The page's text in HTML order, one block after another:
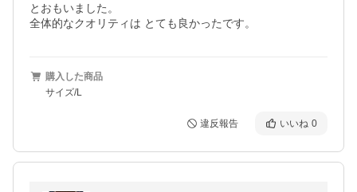
とおもいました。
全体的なクオリティは とても良かったです。
購入した商品
サイズ/L
違反報告 いいね 0